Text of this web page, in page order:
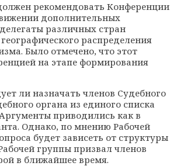
рекомендовать Конференции
дополнительных
различных стран
распределения
Было отмечено, что этот
на этапе формирования
ли назначать членов Судебного
органа из единого списка
приводились как в
Однако, по мнению Рабочей
будет зависеть от структуры
группы призвал членов
в ближайшее время.